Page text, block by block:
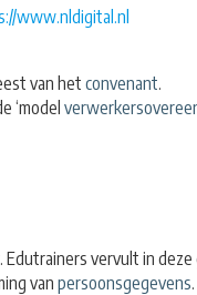
www.nldigital.nl
van het convenant.
‘model
vervult in deze
van persoonsgegevens.